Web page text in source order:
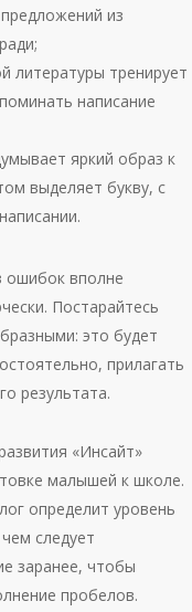
из
литературы тренирует
написание
яркий образ к
выделяет букву, с
ошибок вполне
Постарайтесь
это будет
прилагать
результата.
«Инсайт»
малышей к школе.
определит уровень
следует
заранее, чтобы
пробелов.